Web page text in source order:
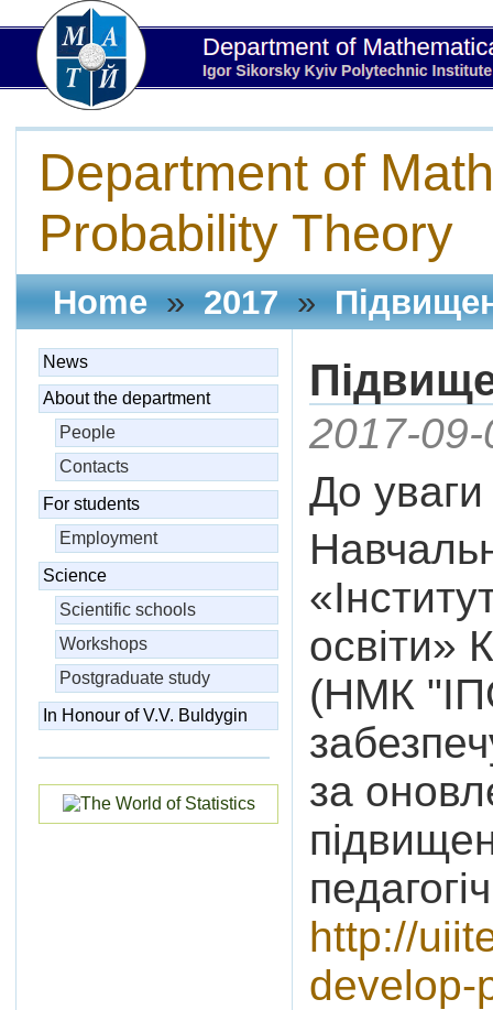
Department of
Probability Theory
Home » 2017 »
News
About the department
People
Contacts
For students
Employment
Science
Scientific schools
Workshops
Postgraduate study
In Honour of V.V. Buldygin
2017-09-
До уваги
освіти»
(НМК
за
http://
develop-